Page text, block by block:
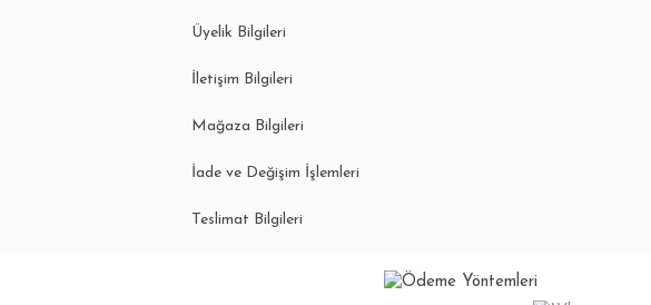
Üyelik Bilgileri
İletişim Bilgileri
Mağaza Bilgileri
İade ve Değişim İşlemleri
Teslimat Bilgileri